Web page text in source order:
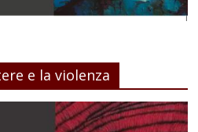
e la violenza